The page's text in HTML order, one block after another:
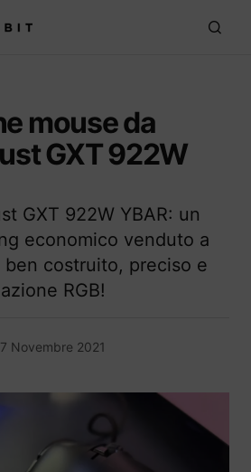
mouse da
GXT 922W
GXT 922W YBAR: un
economico venduto a
costruito, preciso e
RGB!
Novembre 2021